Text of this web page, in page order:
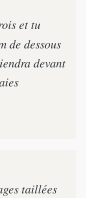
et tu
de dessous
devant
taillées